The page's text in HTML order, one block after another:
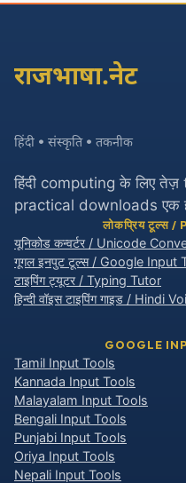
राजभाषा.नेट
हिंदी • संस्कृति • तकनीक
हिंदी computing के लिए
practical downloads एक
लोकप्रिय टूल्स
यूनिकोड कन्वर्टर / Unicode
गूगल इनपुट टूल्स / Google Input
टाइपिंग ट्यूटर / Typing Tutor
हिन्दी वॉइस टाइपिंग गाइड / Hindi
GOOGLE
Tamil Input Tools
Kannada Input Tools
Malayalam Input Tools
Bengali Input Tools
Punjabi Input Tools
Oriya Input Tools
Nepali Input Tools